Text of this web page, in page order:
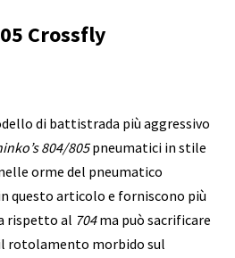
Crossfly
di battistrada più aggressivo
804/805pneumatici in stile
orme del pneumatico
questo articolo e forniscono più
rispetto al 704ma può sacrificare
rotolamento morbido sul